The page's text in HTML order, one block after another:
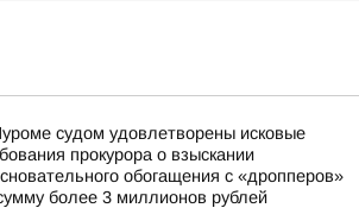
судом удовлетворены исковые
прокурора о взыскании
обогащения с «дропперов»
более 3 миллионов рублей